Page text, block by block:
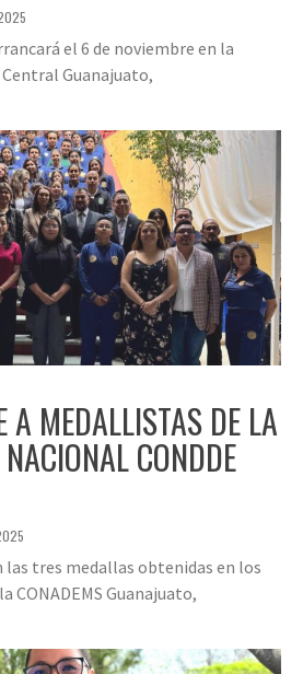
el 6 de noviembre en la
Guanajuato,
A MEDALLISTAS DE LA
CONDDE
las tres medallas obtenidas en los
CONADEMS Guanajuato,